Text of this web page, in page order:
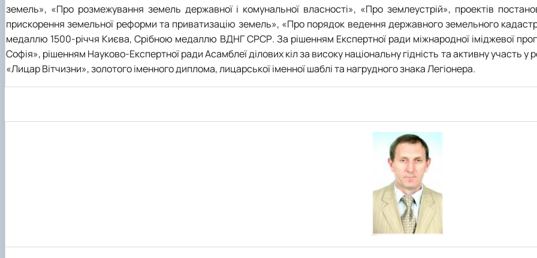
земель», «Про розмежування земель державної і комунальної власності», «Про землеустрій», проектів
прискорення земельної реформи та приватизацію земель», «Про порядок ведення державного земельного
медаллю 1500-річчя Києва, Срібною медаллю ВДНГ СРСР. За рішенням Експертної ради міжнародної іміджевої
Софія», рішенням Науково-Експертної ради Асамблеї ділових кіл за високу національну гідність та активну участь
«Лицар Вітчизни», золотого іменного диплома, лицарської іменної шаблі та нагрудного знака Легіонера.